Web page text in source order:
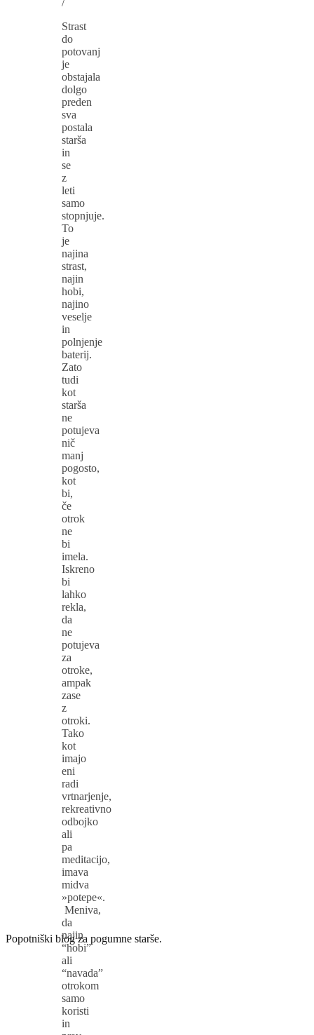
Popotniški blog za pogumne starše.
Strast
do
potovanj
je
obstajala
dolgo
preden
sva
postala
starša
in
se
z
leti
samo
stopnjuje.
To
je
najina
strast,
najin
hobi,
najino
veselje
in
polnjenje
baterij.
Zato
tudi
kot
starša
ne
potujeva
nič
manj
pogosto,
kot
bi,
če
otrok
ne
bi
imela.
Iskreno
bi
lahko
rekla,
da
ne
potujeva
za
otroke,
ampak
zase
z
otroki.
Tako
kot
imajo
eni
radi
vrtnarjenje,
rekreativno
odbojko
ali
pa
meditacijo,
imava
midva
»potepe«.
Meniva,
da
najin
“hobi”
ali
“navada”
otrokom
samo
koristi
in